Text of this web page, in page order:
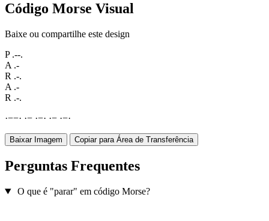
Código Morse Visual
Baixe ou compartilhe este design
P .--.
A .-
R .-.
A .-
R .-.
·−−· ·− ·−· ·− ·−·
Baixar Imagem Copiar para Área de Transferência
Perguntas Frequentes
O que é "parar" em código Morse?